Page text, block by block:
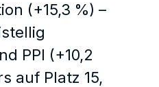
(+15,3 %) –
PPI (+10,2
auf Platz 15,